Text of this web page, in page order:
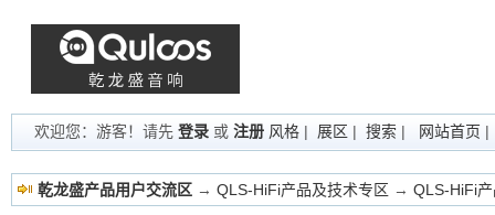
欢迎您：游客！请先 登录 或 注册 风格 | 展区 | 搜索 | 网站首页
乾龙盛产品用户交流区 → QLS-HiFi产品及技术专区 → QLS-HiFi